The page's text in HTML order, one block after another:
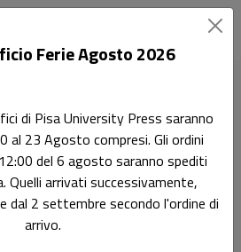
volo spaziale
Ferie Agosto 2026
di Pisa University Press saranno
al 23 Agosto compresi. Gli ordini
del 6 agosto saranno spediti
Quelli arrivati successivamente,
dal 2 settembre secondo l'ordine di
arrivo.